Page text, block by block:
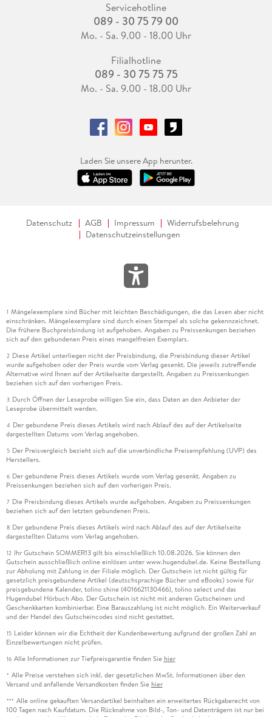
Servicehotline
089 - 30 75 79 00
Mo. - Sa. 9.00 - 18.00 Uhr
Filialhotline
089 - 30 75 75 75
Mo. - Sa. 9.00 - 18.00 Uhr
Laden Sie unsere App herunter.
Datenschutz AGB Impressum
Widerrufsbelehrung
Datenschutzeinstellungen
1 Mängelexemplare sind Bücher mit leichten Beschädigungen, die das Lesen aber nicht
einschränken. Mängelexemplare sind durch einen Stempel als solche gekennzeichnet.
Die frühere Buchpreisbindung ist aufgehoben. Angaben zu Preissenkungen beziehen
sich auf den gebundenen Preis eines mangelfreien Exemplars.
2 Diese Artikel unterliegen nicht der Preisbindung, die Preisbindung dieser Artikel
wurde aufgehoben oder der Preis wurde vom Verlag gesenkt. Die jeweils zutreffende
Alternative wird Ihnen auf der Artikelseite dargestellt. Angaben zu Preissenkungen
beziehen sich auf den vorherigen Preis.
3 Durch Öffnen der Leseprobe willigen Sie ein, dass Daten an den Anbieter der
Leseprobe übermittelt werden.
4 Der gebundene Preis dieses Artikels wird nach Ablauf des auf der Artikelseite
dargestellten Datums vom Verlag angehoben.
5 Der Preisvergleich bezieht sich auf die unverbindliche Preisempfehlung (UVP) des
Herstellers.
6 Der gebundene Preis dieses Artikels wurde vom Verlag gesenkt. Angaben zu
Preissenkungen beziehen sich auf den vorherigen Preis.
7 Die Preisbindung dieses Artikels wurde aufgehoben. Angaben zu Preissenkungen
beziehen sich auf den letzten gebundenen Preis.
8 Der gebundene Preis dieses Artikels wird nach Ablauf des auf der Artikelseite
dargestellten Datums vom Verlag angehoben.
12 Ihr Gutschein SOMMER13 gilt bis einschließlich 10.08.2026. Sie können den
Gutschein ausschließlich online einlösen unter www.hugendubel.de. Keine Bestellung
zur Abholung mit Zahlung in der Filiale möglich. Der Gutschein ist nicht gültig für
gesetzlich preisgebundene Artikel (deutschsprachige Bücher und eBooks) sowie für
preisgebundene Kalender, tolino shine (4016621130466), tolino select und das
Hugendubel Hörbuch Abo. Der Gutschein ist nicht mit anderen Gutscheinen und
Geschenkkarten kombinierbar. Eine Barauszahlung ist nicht möglich. Ein Weiterverkauf
und der Handel des Gutscheincodes sind nicht gestattet.
15 Leider können wir die Echtheit der Kundenbewertung aufgrund der großen Zahl an
Einzelbewertungen nicht prüfen.
16 Alle Informationen zur Tiefpreisgarantie finden Sie hier
* Alle Preise verstehen sich inkl. der gesetzlichen MwSt. Informationen über den
Versand und anfallende Versandkosten finden Sie hier
*** Alle online gekauften Versandartikel beinhalten ein erweitertes Rückgaberecht von
100 Tagen nach Kaufdatum. Die Rücknahme von Bild-, Ton- und Datenträgern ist nur bei